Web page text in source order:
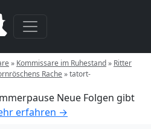
» Kommissare im Ruhestand» Ritter
Rache»tatort-
Neue Folgen gibt
erfahren →